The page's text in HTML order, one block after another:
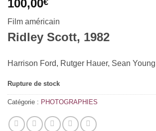
100,00€
Film américain
Ridley Scott, 1982
Harrison Ford, Rutger Hauer, Sean Young
Rupture de stock
Catégorie : PHOTOGRAPHIES